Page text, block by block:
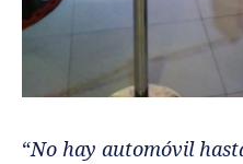
“No hay automóvil